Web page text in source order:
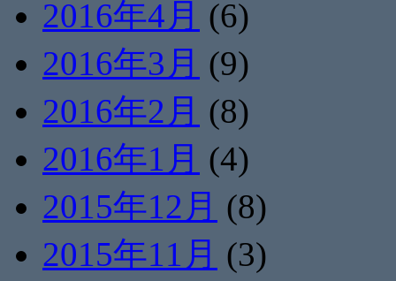
2016年4月 (6)
2016年3月 (9)
2016年2月 (8)
2016年1月 (4)
2015年12月 (8)
2015年11月 (3)